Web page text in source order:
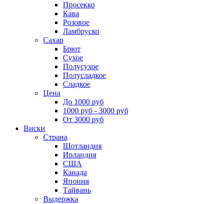
Просекко
Кава
Розовое
Ламбруско
Сахар
Брют
Сухое
Полусухое
Полусладкое
Сладкое
Цена
До 1000 руб
1000 руб - 3000 руб
От 3000 руб
Виски
Страна
Шотландия
Ирландия
США
Канада
Япония
Тайвань
Выдержка